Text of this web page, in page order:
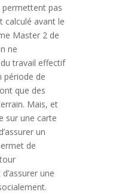
permettent pas
calculé avant le
Master 2 de
ne
travail effectif
période de
que des
Mais, et
sur une carte
un
de
une